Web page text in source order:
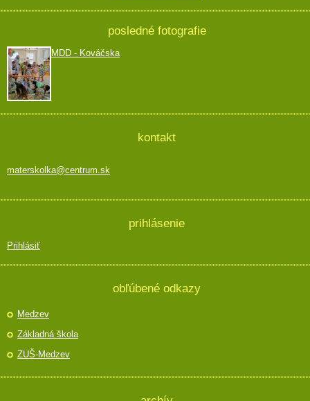
posledné fotografie
MDD - Kováčska
kontakt
materskolka@centrum.sk
prihlásenie
Prihlásiť
obľúbené odkazy
Medzev
Základná škola
ZUŠ-Medzev